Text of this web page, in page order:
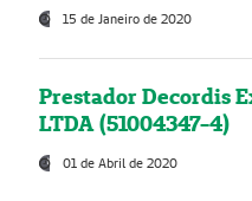
15 de Janeiro de 2020
Prestador Decordis
LTDA (51004347-4)
01 de Abril de 2020